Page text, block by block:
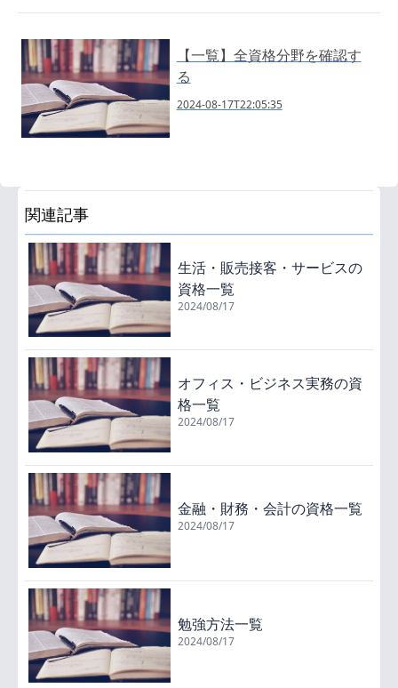
【一覧】全資格分野を確認す
る
2024-08-17T22:05:35
関連記事
生活・販売接客・サービスの
資格一覧
2024/08/17
オフィス・ビジネス実務の資
格一覧
2024/08/17
金融・財務・会計の資格一覧
2024/08/17
勉強方法一覧
2024/08/17